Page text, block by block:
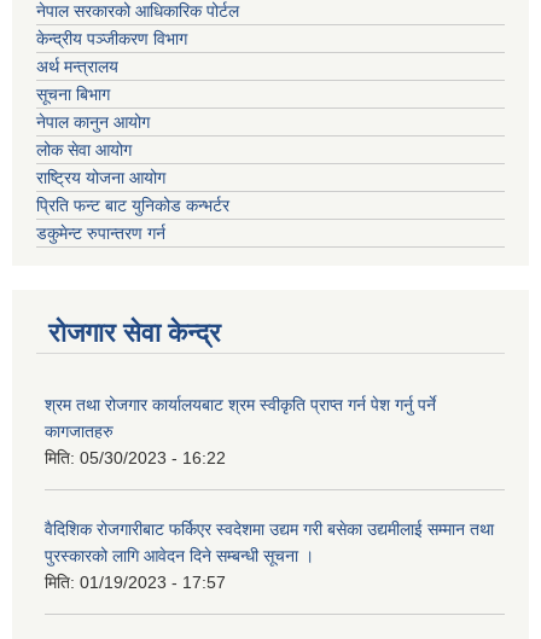
नेपाल सरकारको आधिकारिक पोर्टल
केन्द्रीय पञ्जीकरण विभाग
अर्थ मन्त्रालय
सूचना बिभाग
नेपाल कानुन आयोग
लोक सेवा आयोग
राष्ट्रिय योजना आयोग
प्रिति फन्ट बाट युनिकोड कन्भर्टर
डकुमेन्ट रुपान्तरण गर्न
रोजगार सेवा केन्द्र
श्रम तथा रोजगार कार्यालयबाट श्रम स्वीकृति प्राप्त गर्न पेश गर्नु पर्ने
कागजातहरु
मिति: 05/30/2023 - 16:22
वैदिशिक रोजगारीबाट फर्किएर स्वदेशमा उद्यम गरी बसेका उद्यमीलाई सम्मान तथा
पुरस्कारको लागि आवेदन दिने सम्बन्धी सूचना ।
मिति: 01/19/2023 - 17:57